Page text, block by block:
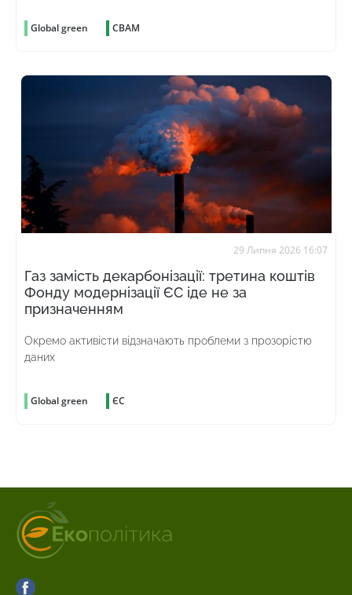
Global green CBAM
29 Липня 2026 16:07
Газ замість декарбонізації: третина коштів
Фонду модернізації ЄС іде не за
призначенням
Окремо активісти відзначають проблеми з прозорістю
даних
Global green ЄС